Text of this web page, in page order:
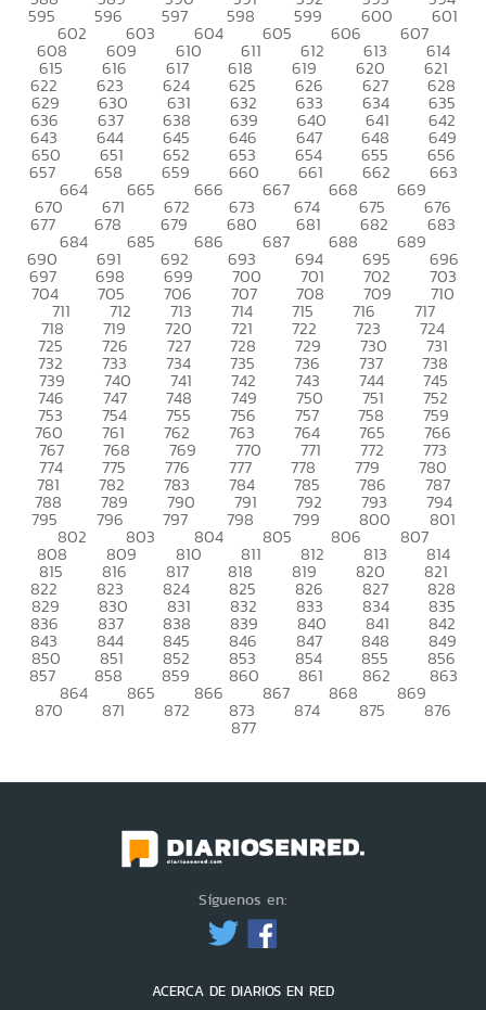
595 596 597 598 599 600 601
602 603 604 605 606 607
608 609 610 611 612 613 614
615 616 617 618 619 620 621
622 623 624 625 626 627 628
629 630 631 632 633 634 635
636 637 638 639 640 641 642
643 644 645 646 647 648 649
650 651 652 653 654 655 656
657 658 659 660 661 662 663
664 665 666 667 668 669
670 671 672 673 674 675 676
677 678 679 680 681 682 683
684 685 686 687 688 689
690 691 692 693 694 695 696
697 698 699 700 701 702 703
704 705 706 707 708 709 710
711 712 713 714 715 716 717
718 719 720 721 722 723 724
725 726 727 728 729 730 731
732 733 734 735 736 737 738
739 740 741 742 743 744 745
746 747 748 749 750 751 752
753 754 755 756 757 758 759
760 761 762 763 764 765 766
767 768 769 770 771 772 773
774 775 776 777 778 779 780
781 782 783 784 785 786 787
788 789 790 791 792 793 794
795 796 797 798 799 800 801
802 803 804 805 806 807
808 809 810 811 812 813 814
815 816 817 818 819 820 821
822 823 824 825 826 827 828
829 830 831 832 833 834 835
836 837 838 839 840 841 842
843 844 845 846 847 848 849
850 851 852 853 854 855 856
857 858 859 860 861 862 863
864 865 866 867 868 869
870 871 872 873 874 875 876
877
Síguenos en:
ACERCA DE DIARIOS EN RED